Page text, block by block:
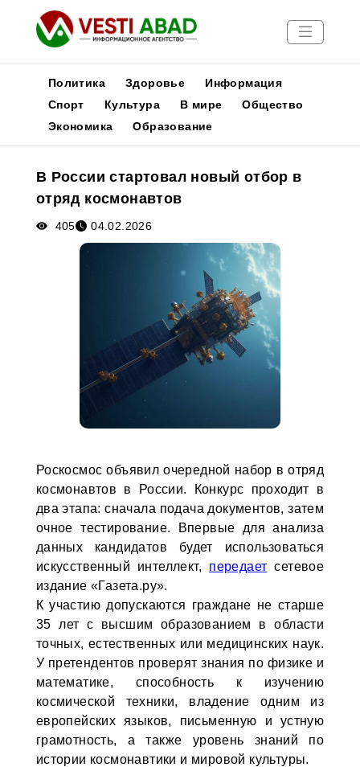
Новости
Медиа
Афиша
Политика Здоровье
Информация
Спорт
Культура В мире
Общество
Экономика
Образование
В России стартовал новый отбор в
отряд космонавтов
405 04.02.2026
Роскосмос объявил очередной набор в отряд
космонавтов в России. Конкурс проходит в
два этапа: сначала подача документов, затем
очное тестирование. Впервые для анализа
данных кандидатов будет использоваться
искусственный интеллект, передает сетевое
издание «Газета.ру».
К участию допускаются граждане не старше
35 лет с высшим образованием в области
точных, естественных или медицинских наук.
У претендентов проверят знания по физике и
математике, способность к изучению
космической техники, владение одним из
европейских языков, письменную и устную
грамотность, а также уровень знаний по
истории космонавтики и мировой культуры.